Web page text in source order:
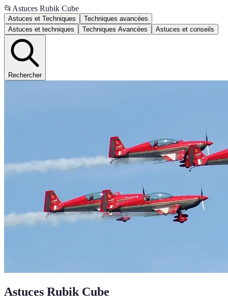
📂 Astuces Rubik Cube
Astuces et Techniques
Techniques avancées
Astuces et techniques
Techniques Avancées Astuces et conseils
Rechercher
Astuces Rubik Cube